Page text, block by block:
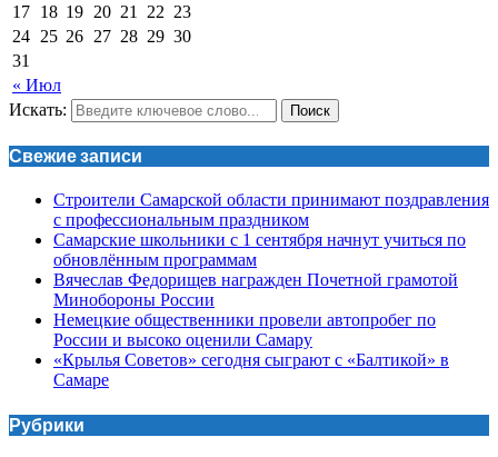
« Июл
17 18 19 20 21 22 23
24 25 26 27 28 29 30
31
Искать: Поиск
Свежие записи
Строители Самарской области принимают поздравления
с профессиональным праздником
Самарские школьники с 1 сентября начнут учиться по
обновлённым программам
Вячеслав Федорищев награжден Почетной грамотой
Минобороны России
Немецкие общественники провели автопробег по
России и высоко оценили Самару
«Крылья Советов» сегодня сыграют с «Балтикой» в
Самаре
Рубрики